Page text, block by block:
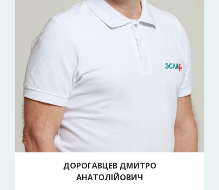
ДОРОГАВЦЕВ ДМИТРО
АНАТОЛІЙОВИЧ